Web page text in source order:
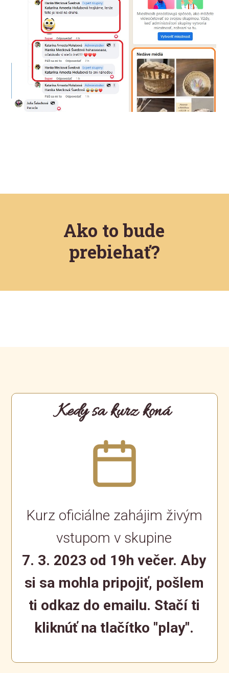
Ako to bude
prebiehať?
Kedy sa kurz koná
Kurz oficiálne zahájim živým
vstupom v skupine
7. 3. 2023 od 19h večer. Aby
si sa mohla pripojiť, pošlem
ti odkaz do emailu. Stačí ti
kliknúť na tlačítko "play".